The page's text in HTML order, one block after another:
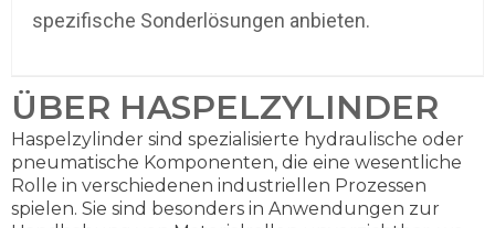
spezifische Sonderlösungen anbieten.
ÜBER HASPELZYLINDER
Haspelzylinder sind spezialisierte hydraulische oder
pneumatische Komponenten, die eine wesentliche
Rolle in verschiedenen industriellen Prozessen
spielen. Sie sind besonders in Anwendungen zur